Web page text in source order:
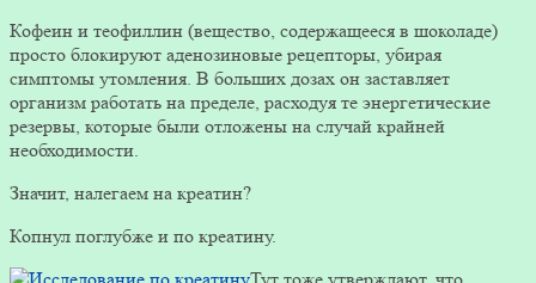
Кофеин и теофиллин (вещество, содержащееся в шоколаде)
просто блокируют аденозиновые рецепторы, убирая
симптомы утомления. В больших дозах он заставляет
организм работать на пределе, расходуя те энергетические
резервы, которые были отложены на случай крайней
необходимости.
Значит, налегаем на креатин?
Копнул поглубже и по креатину.